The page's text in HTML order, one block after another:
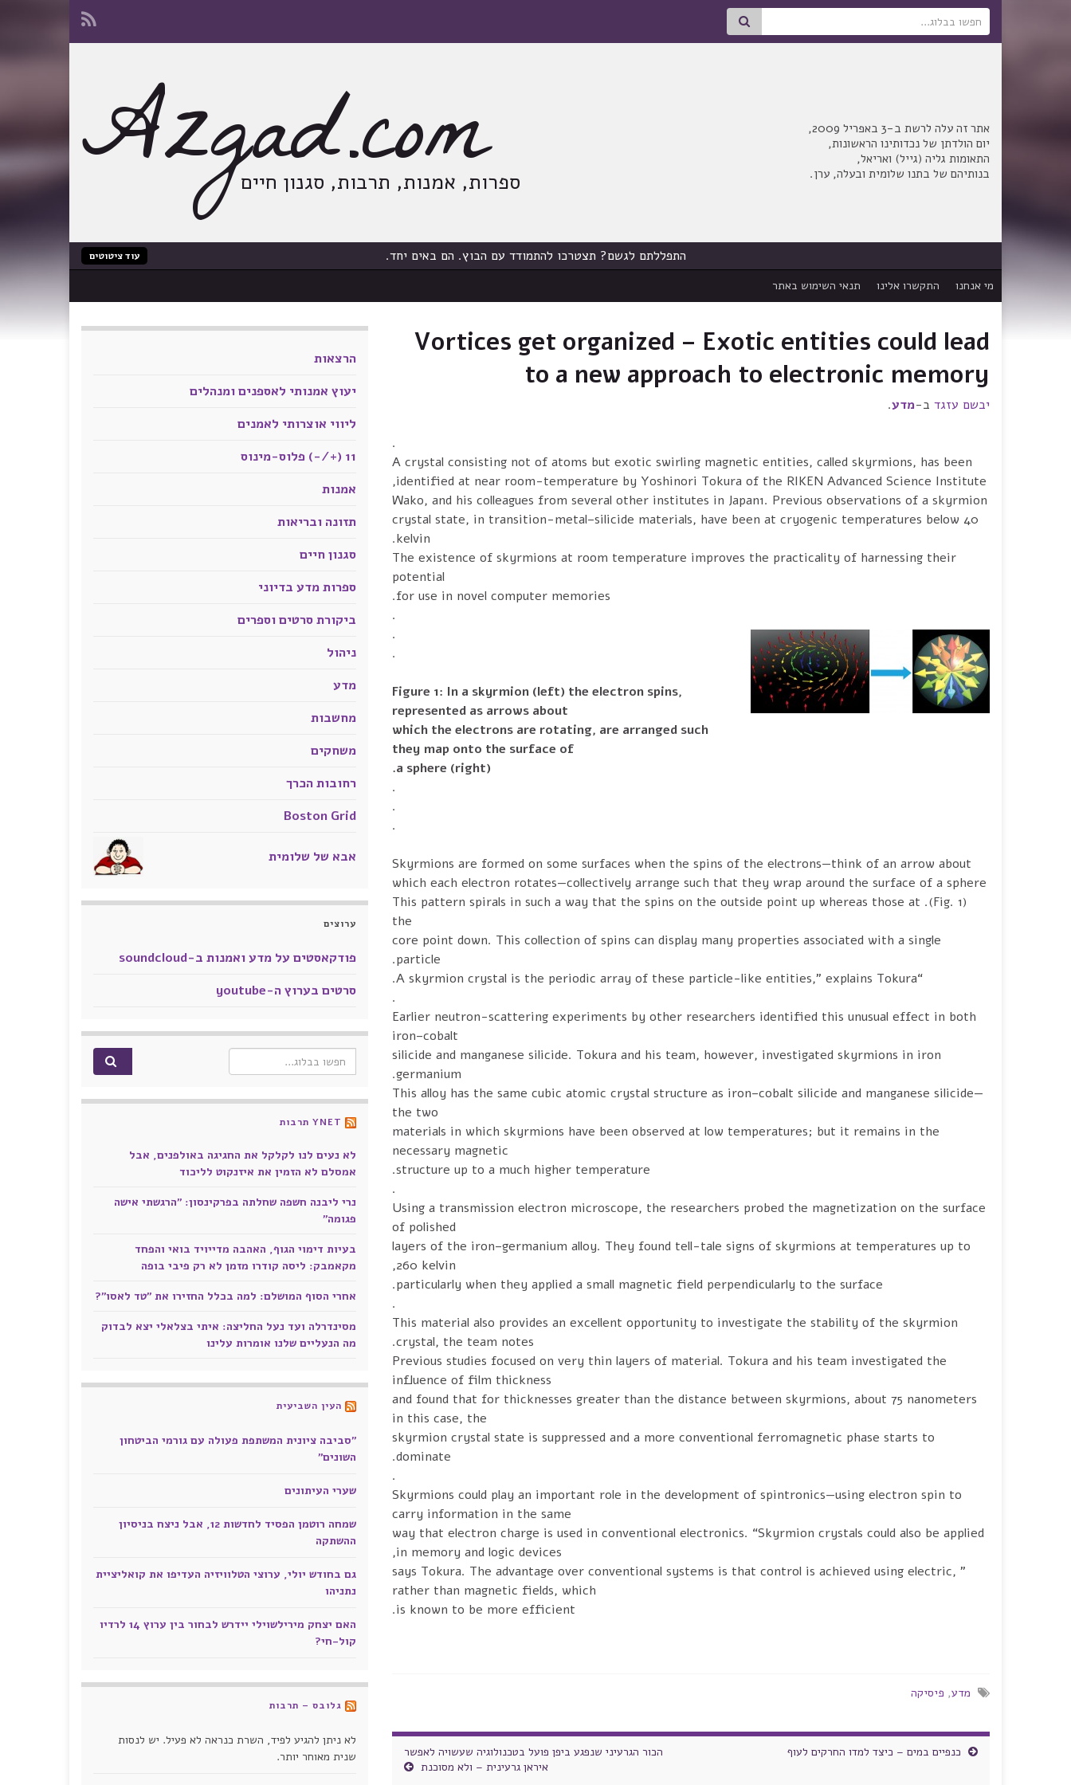
Search for:
אתר זה עלה לרשת ב-3 באפריל 2009,
יום הולדתן של נכדותינו הראשונות,
התאומות גליה (גייל) ואריאל,
בנותיהם של בתנו שלומית ובעלה, ערן.
Azgad.com
ספרות, אמנות, תרבות, סגנון חיים
התפללתם לגשם? תצטרכו להתמודד עם הבוץ. הם באים יחד. עוד ציטוטים
מי אנחנו התקשרו אלינו תנאי השימוש באתר
Vortices get organized – Exotic entities could lead
to a new approach to electronic memory
יבשם עזגד ב-מדע.
.
A crystal consisting not of atoms but exotic swirling magnetic entities, called skyrmions, has been
identified at near room-temperature by Yoshinori Tokura of the RIKEN Advanced Science Institute,
Wako, and his colleagues from several other institutes in Japan1. Previous observations of a skyrmion
crystal state, in transition-metal–silicide materials, have been at cryogenic temperatures below 40
kelvin.
The existence of skyrmions at room temperature improves the practicality of harnessing their
potential
for use in novel computer memories.
.
.
.
Figure 1: In a skyrmion (left) the electron spins,
represented as arrows about
which the electrons are rotating, are arranged such
they map onto the surface of
a sphere (right).
.
.
.
Skyrmions are formed on some surfaces when the spins of the electrons—think of an arrow about
which each electron rotates—collectively arrange such that they wrap around the surface of a sphere
(Fig. 1). This pattern spirals in such a way that the spins on the outside point up whereas those at
the
core point down. This collection of spins can display many properties associated with a single
particle.
“A skyrmion crystal is the periodic array of these particle-like entities,” explains Tokura.
.
Earlier neutron-scattering experiments by other researchers identified this unusual effect in both
iron–cobalt
silicide and manganese silicide. Tokura and his team, however, investigated skyrmions in iron
germanium.
This alloy has the same cubic atomic crystal structure as iron–cobalt silicide and manganese silicide—
the two
materials in which skyrmions have been observed at low temperatures; but it remains in the
necessary magnetic
structure up to a much higher temperature.
.
Using a transmission electron microscope, the researchers probed the magnetization on the surface
of polished
layers of the iron–germanium alloy. They found tell-tale signs of skyrmions at temperatures up to
260 kelvin,
particularly when they applied a small magnetic field perpendicularly to the surface.
.
This material also provides an excellent opportunity to investigate the stability of the skyrmion
crystal, the team notes.
Previous studies focused on very thin layers of material. Tokura and his team investigated the
influence of film thickness
and found that for thicknesses greater than the distance between skyrmions, about 75 nanometers
in this case, the
skyrmion crystal state is suppressed and a more conventional ferromagnetic phase starts to
dominate.
.
Skyrmions could play an important role in the development of spintronics—using electron spin to
carry information in the same
way that electron charge is used in conventional electronics. “Skyrmion crystals could also be applied
in memory and logic devices,
” says Tokura. The advantage over conventional systems is that control is achieved using electric,
rather than magnetic fields, which
is known to be more efficient.
מדע, פיסיקה
כנפיים במים – כיצד למדו החרקים לעוף
הכור הגרעיני שנפגע ביפן פועל בטכנולוגיה שעשויה לאפשר
איראן גרעינית – ולא מסוכנת
הרצאות
יעוץ אמנותי לאספנים ומנהלים
ליווי אוצרותי לאמנים
11 (+/-) פלוס-מינוס
אמנות
תזונה ובריאות
סגנון חיים
ספרות מדע בדיוני
ביקורת סרטים וספרים
ניהול
מדע
מחשבות
משחקים
רחובות הכרך
Boston Grid
אבא של שלומית
ערוצים
פודקאסטים על מדע ואמנות ב-soundcloud
סרטים בערוץ ה-youtube
Search for:
YNET תרבות
לא נעים לנו לקלקל את החגיגה באולפנים, אבל
אמסלם לא הזמין את איזנקוט לליכוד
נרי ליבנה חשפה שחלתה בפרקינסון: "הרגשתי אישה
פגומה"
בעיות דימוי הגוף, האהבה מדייויד בואי והפחד
מקאמבק: ליסה קודרו מזמן לא רק פיבי בופה
אחרי הסוף המושלם: למה בכלל החזירו את "טד לאסו"?
מסינדרלה ועד נעל החליצה: איתי בצלאלי יצא לבדוק
מה הנעליים שלנו אומרות עלינו
העין השביעית
"סביבה ציונית המשתפת פעולה עם גורמי הביטחון
השונים"
שערי העיתונים
שמחה רוטמן הפסיד לחדשות 12, אבל ניצח בניסיון
ההשתקה
גם בחודש יולי, ערוצי הטלוויזיה העדיפו את קואליציית
נתניהו
האם יצחק מירילשוילי יידרש לבחור בין ערוץ 14 לרדיו
קול-חי?
גלובס – תרבות
לא ניתן להגיע לפיד, השרת כנראה לא פעיל. יש לנסות
שנית מאוחר יותר.